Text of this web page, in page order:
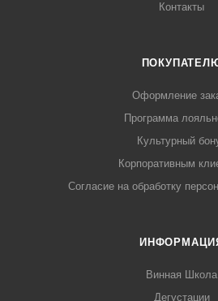
Контакты
Оформление
Программа
Культурный
Корпоративным
Согласие на обработку
Винная Школа
Дегустации